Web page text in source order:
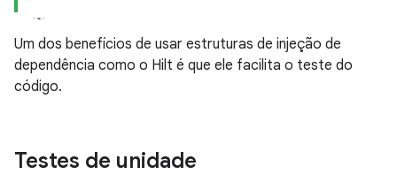
Um dos benefícios de usar estruturas de injeção de
dependência como o Hilt é que ele facilita o teste do
código.
Testes de unidade